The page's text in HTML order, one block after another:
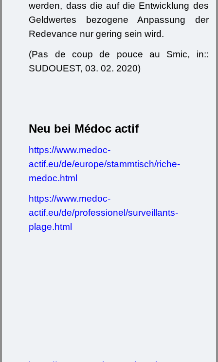
werden, dass die auf die Entwicklung des
Geldwertes bezogene Anpassung der
Redevance nur gering sein wird.
(Pas de coup de pouce au Smic, in::
SUDOUEST, 03. 02. 2020)
Neu bei Médoc actif
https://www.medoc-
actif.eu/de/europe/stammtisch/riche-
medoc.html
https://www.medoc-
actif.eu/de/professionel/surveillants-
plage.html